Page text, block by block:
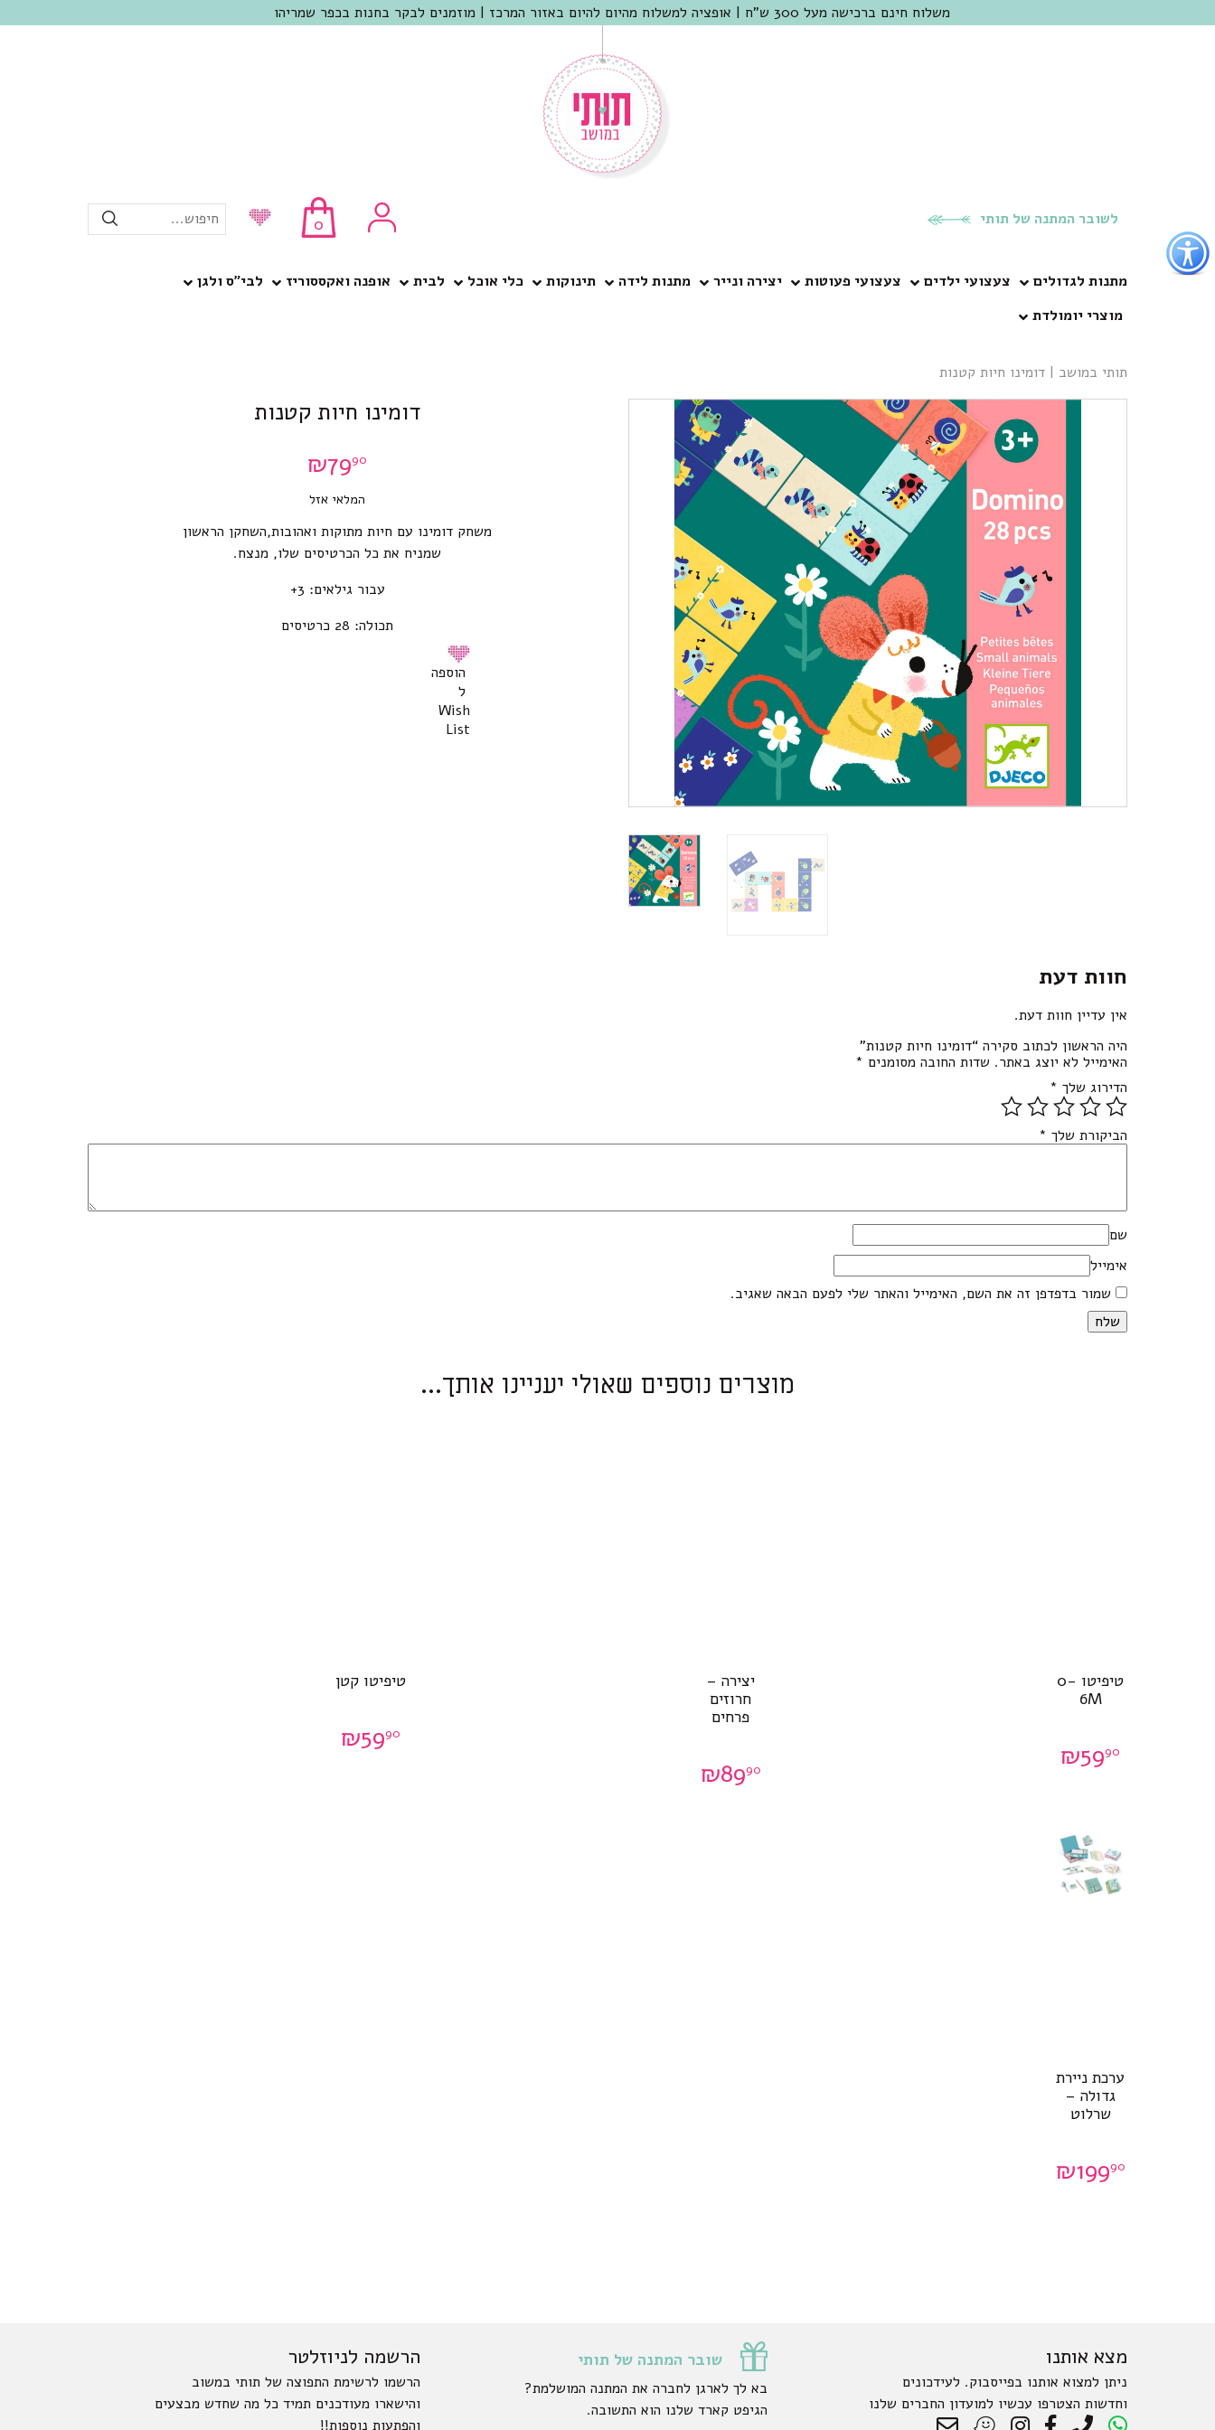
כפתור
לפתיחת
תפריט
נגישות
משלוח חינם ברכישה מעל 300 ש"ח | אופציה למשלוח מהיום להיום באזור המרכז | מוזמנים לבקר בחנות בכפר שמריהו
לשובר המתנה של תותי 0 חיפוש...
מתנות לגדולים צעצועי ילדים צעצועי פעוטות יצירה ונייר מתנות לידה תינוקות כלי אוכל לבית אופנה ואקססוריז
לבי”ס ולגן
מוצרי יומולדת
תותי במושב | דומינו חיות קטנות
דומינו חיות קטנות
₪7990
המלאי אזל
משחק דומינו עם חיות מתוקות ואהובות,השחקן הראשון
שמניח את כל הכרטיסים שלו, מנצח.
עבור גילאים: 3+
תכולה: 28 כרטיסים
הוספה
ל
Wish
List
חוות דעת
אין עדיין חוות דעת.
היה הראשון לכתוב סקירה “דומינו חיות קטנות”
האימייל לא יוצג באתר. שדות החובה מסומנים *
הדירוג שלך *
הביקורת שלך *
שם
אימייל
שמור בדפדפן זה את השם, האימייל והאתר שלי לפעם הבאה שאגיב.
מוצרים נוספים שאולי יעניינו אותך...
טיפיטו 0-
6M
₪5990
יצירה –
חרוזים
פרחים
₪8990
טיפיטו קטן
₪5990
ערכת ניירת
גדולה –
שרלוט
₪19990
מצא אותנו
ניתן למצוא אותנו בפייסבוק. לעידכונים
וחדשות הצטרפו עכשיו למועדון החברים שלנו
שובר המתנה של תותי
בא לך לארגן לחברה את המתנה המושלמת?
הגיפט קארד שלנו הוא התשובה.
הרשמה לניוזלטר
הרשמו לרשימת התפוצה של תותי במשוב
והישארו מעודכנים תמיד כל מה שחדש מבצעים
והפתעות נוספות!!